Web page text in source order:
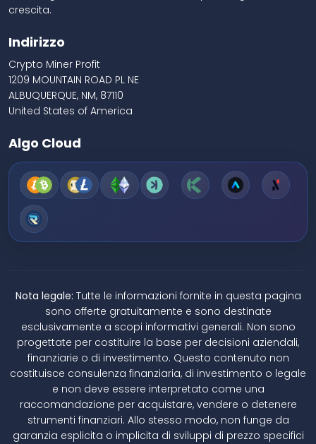
crescita.
Indirizzo
Crypto Miner Profit
1209 MOUNTAIN ROAD PL NE
ALBUQUERQUE, NM, 87110
United States of America
Algo Cloud
Nota legale: Tutte le informazioni fornite in questa pagina
sono offerte gratuitamente e sono destinate
esclusivamente a scopi informativi generali. Non sono
progettate per costituire la base per decisioni aziendali,
finanziarie o di investimento. Questo contenuto non
costituisce consulenza finanziaria, di investimento o legale
e non deve essere interpretato come una
raccomandazione per acquistare, vendere o detenere
strumenti finanziari. Allo stesso modo, non funge da
garanzia esplicita o implicita di sviluppi di prezzo specifici